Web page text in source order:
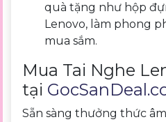
quà tặng như hộp
Lenovo, làm phong
mua sắm.
Mua Tai Nghe
tại
Sẵn sàng thưởng thức